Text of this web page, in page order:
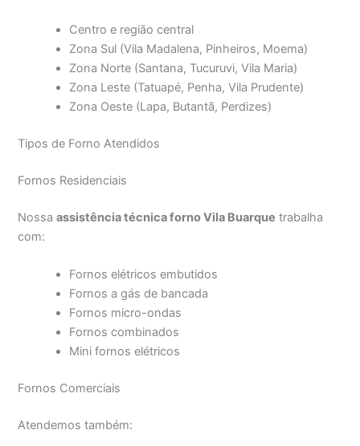
Centro e região central
Zona Sul (Vila Madalena, Pinheiros, Moema)
Zona Norte (Santana, Tucuruvi, Vila Maria)
Zona Leste (Tatuapé, Penha, Vila Prudente)
Zona Oeste (Lapa, Butantã, Perdizes)
Tipos de Forno Atendidos
Fornos Residenciais
Nossaassistência técnica forno Vila Buarque trabalha
com:
Fornos elétricos embutidos
Fornos a gás de bancada
Fornos micro-ondas
Fornos combinados
Mini fornos elétricos
Fornos Comerciais
Atendemos também: